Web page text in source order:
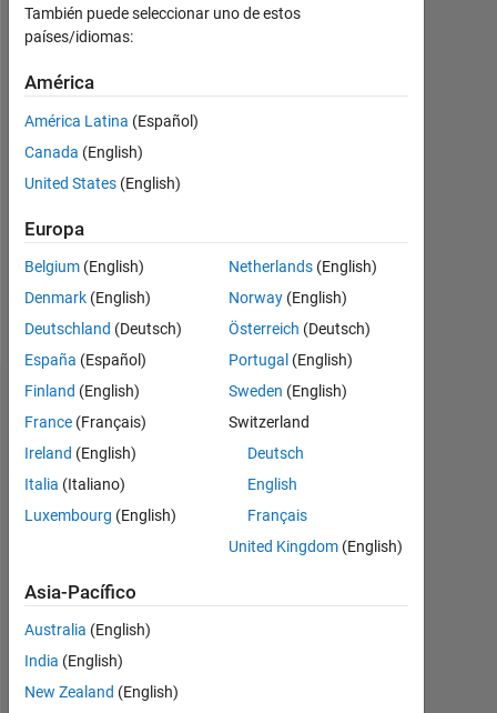
|
Con
desde
Followers:
0
Follow
Panel de control
Estadística
MATLAB Answers
CONTRIBUCIONES 1
3
También puede seleccionar uno de estos
países/idiomas:
América
América Latina (Español)
Canada (English)
United States (English)
Europa
Belgium (English)
Denmark (English)
Deutschland (Deutsch)
España (Español)
Finland (English)
France (Français)
Ireland (English)
Italia (Italiano)
Luxembourg (English)
Netherlands(English)
Norway(English)
Österreich (Deutsch)
Portugal (English)
Sweden (English)
Switzerland
Deutsch
English
Français
United Kingdom(English)
Asia-Pacífico
Australia (English)
India (English)
New Zealand (English)